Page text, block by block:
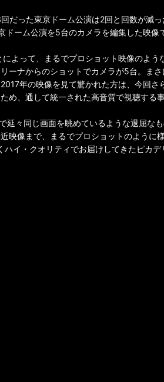
だった東京ドーム公演は2回と回数が減
ーム公演を5台のカメラを編集した映像
よって、まるでプロショット映像のよう
ーナからのショットでカメラが5台。ま
年の映像を見て驚かれた方は、今回さ
、通して統一された高音質で視聴する事
々同じ画面を眺めているような退屈な
映像まで、まるでプロショットのように
イ・クオリティでお届けしてきたピカ